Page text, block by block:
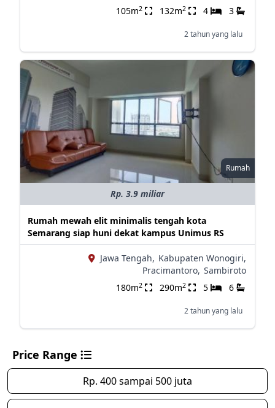
105m2 132m2 4 3
2 tahun yang lalu
Rumah
Rp. 3.9 miliar
Rumah mewah elit minimalis tengah kota
Semarang siap huni dekat kampus Unimus RS
Jawa Tengah, Kabupaten Wonogiri,
Pracimantoro, Sambiroto
180m2 290m2 5 6
2 tahun yang lalu
Price Range
Rp. 400 sampai 500 juta